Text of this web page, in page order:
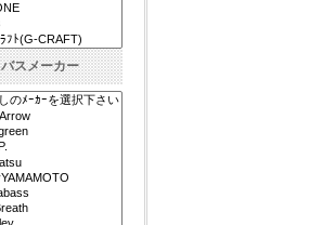
バスメーカー